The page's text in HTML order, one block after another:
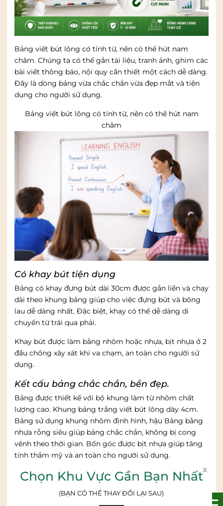
Bảng viết bút lông có tính từ, nên có thể hút nam
châm. Chúng ta có thể gắn tài liệu, tranh ảnh, ghim các
bài viết thông báo, nội quy cần thiết một cách dễ dàng.
Đây là dòng bảng vừa chắc chắn vừa đẹp mắt và tiện
dụng cho người sử dụng.
Bảng viết bút lông có tính từ, nên có thể hút nam
châm
Có khay bút tiện dụng
Bảng có khay đựng bút dài 30cm được gắn liền và chạy
dài theo khung bảng giúp cho việc đựng bút và bông
lau dễ dàng nhất. Đặc biệt, khay có thể dễ dàng di
chuyển từ trái qua phải.
Khay bút được làm bằng nhôm hoặc nhựa, bịt nhựa ở 2
đầu chống xây xát khi va chạm, an toàn cho người sử
dụng.
Kết cấu bảng chắc chắn, bền đẹp.
Bảng được thiết kế với bộ khung làm từ nhôm chất
lượng cao. Khung bảng trắng viết bút lông dày 4cm.
Bảng sử dụng khung nhôm định hình, hậu Bảng bằng
nhựa rỗng siêu giúp bảng chắc chắn, không bị cong
vênh theo thời gian. Bốn góc được bịt nhựa giúp tăng
tính thẩm mỹ và an toàn cho người sử dụng.
Kết cấu bảng chắc chắn, bền đẹp.
x
Chọn Khu Vực Gần Bạn Nhất
(BẠN CÓ THỂ THAY ĐỔI LẠI SAU)